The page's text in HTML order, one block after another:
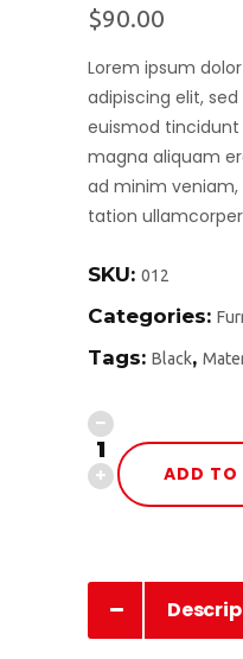
$90.00
Lorem ipsum
adipiscing elit,
euismod
magna aliquam
ad minim veniam,
tation
SKU: 012
Categories:
Tags: Black,
OSCAR
Chair
In
ADD TO